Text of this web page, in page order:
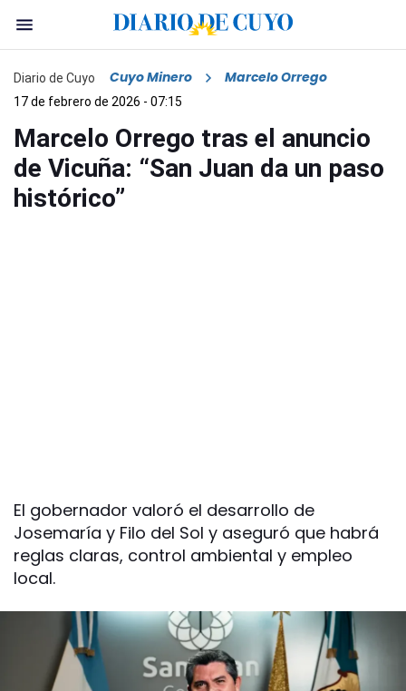
Diario de Cuyo Cuyo Minero Marcelo Orrego
17 de febrero de 2026 - 07:15
Marcelo Orrego tras el anuncio
de Vicuña: “San Juan da un paso
histórico”
El gobernador valoró el desarrollo de
Josemaría y Filo del Sol y aseguró que habrá
reglas claras, control ambiental y empleo
local.